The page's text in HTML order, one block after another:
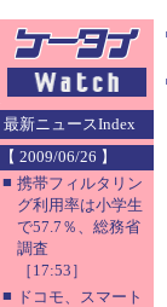
最新ニュースIndex
【 2009/06/26 】
■ 携帯フィルタリン
グ利用率は小学生
で57.7％、総務省
調査
［17:53］
■ ドコモ、スマート